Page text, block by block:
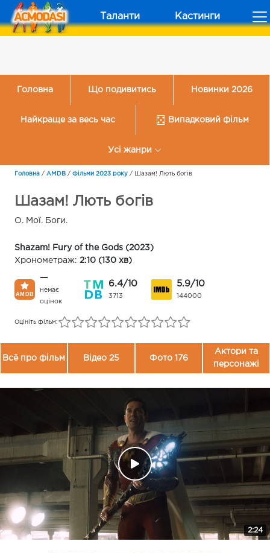
Таланти Кастинги
Головна Що подивитись Новинки 2026
Найкраще за весь час Випадковий фільм
Усі жанри
Головна / AMDB / Фільми 2023 року / Шазам! Лють богів
Шазам! Лють богів
О. Мої. Боги.
Shazam! Fury of the Gods (2023)
Хронометраж: 2:10 (130 хв)
—
немає
оцінок
6.4/10
3713
5.9/10
144000
Оцініть фільм:
Всё про фільм Відео 25 Фото 176
Актори та
персонажі
2:24